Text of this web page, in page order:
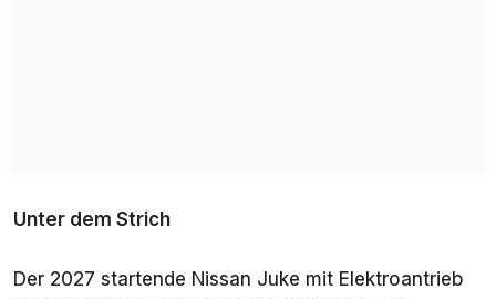
Unter dem Strich
Der 2027 startende Nissan Juke mit Elektroantrieb